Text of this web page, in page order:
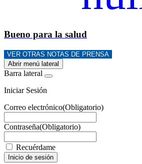
Bueno para la salud
VER OTRAS NOTAS DE PRENSA
Abrir menú lateral
Barra lateral
Iniciar Sesión
Correo electrónico(Obligatorio)
Contraseña(Obligatorio)
Recuérdame